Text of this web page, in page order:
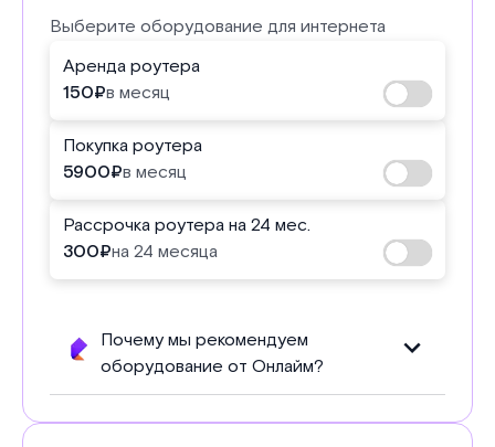
Выберите оборудование для интернета
Аренда роутера
150₽в месяц
Покупка роутера
5900₽в месяц
Рассрочка роутера на 24 мес.
300₽на 24 месяца
Почему мы рекомендуем
оборудование от Онлайм?